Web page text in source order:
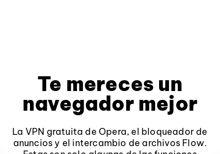
Te mereces un
navegador mejor
La VPN gratuita de Opera, el bloqueador de
anuncios y el intercambio de archivos Flow.